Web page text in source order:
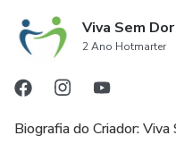
Viva Sem Dor
2 Ano Hotmarter
Biografia do Criador: